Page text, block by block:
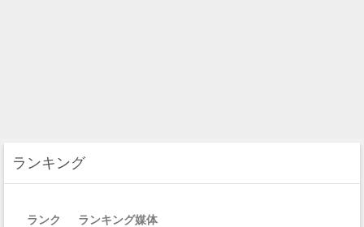
ランキング
ランク ランキング媒体